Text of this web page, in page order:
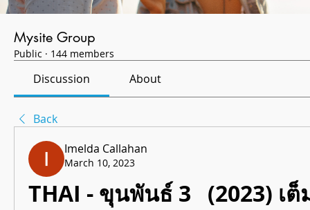
Mysite Group
Public · 144 members
Discussion About
Back
Imelda Callahan
March 10, 2023
THAI - ขุนพันธ์ 3   (2023) เต็